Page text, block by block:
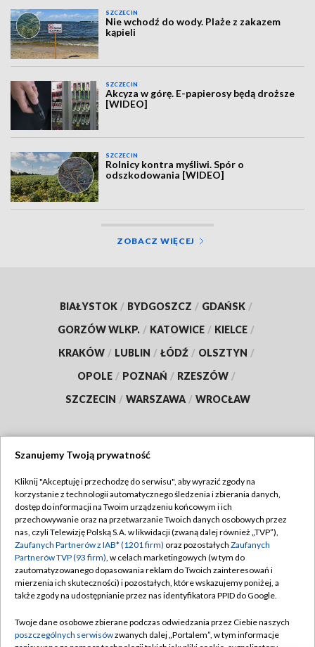
SZCZECIN
Nie wchodź do wody. Plaże z zakazem
kąpieli
SZCZECIN
Akcyza w górę. E-papierosy będą droższe
[WIDEO]
SZCZECIN
Rolnicy kontra myśliwi. Spór o
odszkodowania [WIDEO]
ZOBACZ WIĘCEJ
BIAŁYSTOK / BYDGOSZCZ / GDAŃSK /
GORZÓW WLKP. / KATOWICE / KIELCE /
KRAKÓW / LUBLIN / ŁÓDŹ / OLSZTYN /
OPOLE / POZNAŃ / RZESZÓW /
SZCZECIN / WARSZAWA / WROCŁAW
TVP
Abonament TVP
Emisja w TVP
Centrum informacji TVP
Naziemna Telewizja Cyfrowa
Rada Programowa
Regulamin TVP
Polityka prywatności
Moje zgody
Pomoc
Kontakt
Szanujemy Twoją prywatność
Kliknij "Akceptuję i przechodzę do serwisu", aby wyrazić zgody na
korzystanie z technologii automatycznego śledzenia i zbierania danych,
dostęp do informacji na Twoim urządzeniu końcowym i ich
przechowywanie oraz na przetwarzanie Twoich danych osobowych przez
nas, czyli Telewizję Polską S.A. w likwidacji (zwaną dalej również „TVP”),
Zaufanych Partnerów z IAB* (1201 firm) oraz pozostałych Zaufanych
Partnerów TVP (93 firm), w celach marketingowych (w tym do
zautomatyzowanego dopasowania reklam do Twoich zainteresowań i
mierzenia ich skuteczności) i pozostałych, które wskazujemy poniżej, a
także zgody na udostępnianie przez nas identyfikatora PPID do Google.
Twoje dane osobowe zbierane podczas odwiedzania przez Ciebie naszych
poszczególnych serwisówzwanych dalej „Portalem”, w tym informacje